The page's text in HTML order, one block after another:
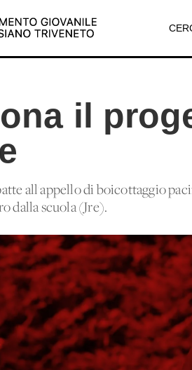
il
all'appello di boicottaggio
dalla scuola (Jre).